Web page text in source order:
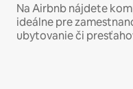
Na Airbnb nájdete
ideálne pre
ubytovanie či